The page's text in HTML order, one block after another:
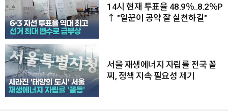
14시 현재 투표율 48.9％..8.2％P
↑ "일꾼이 공약 잘 실천하길"
서울 재생에너지 자립률 전국 꼴
찌, 정책 지속 필요성 제기